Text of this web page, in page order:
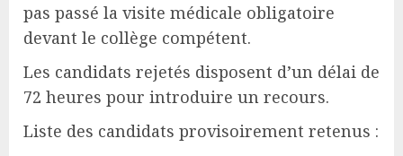
pas passé la visite médicale obligatoire
devant le collège compétent.
Les candidats rejetés disposent d’un délai de
72 heures pour introduire un recours.
Liste des candidats provisoirement retenus :